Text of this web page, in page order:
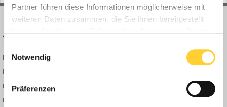
Partner führen diese Informationen möglicherweise mit
weiteren Daten zusammen, die Sie ihnen bereitgestellt
Notwendig
Präferenzen
Bauforum24 News
Bauforum24 TV
BF24 Mediathek
BF24 Fotostrecken